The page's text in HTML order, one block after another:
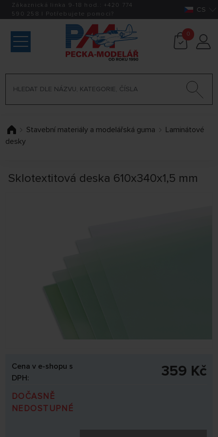
Zákaznická linka 9-18 hod.: +420 774
590 258 | Potřebujete pomoci? CS
0
Stavební materiály a modelářská guma
Laminátové
desky
Sklotextitová deska 610x340x1,5 mm
Cena v e-shopu s
DPH:
359 Kč
DOČASNĚ
NEDOSTUPNÉ